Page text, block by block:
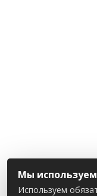
Мы
Используем